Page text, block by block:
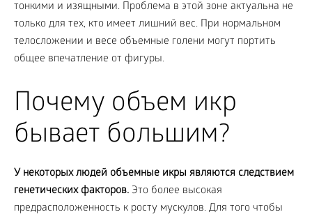
тонкими и изящными. Проблема в этой зоне актуальна не
только для тех, кто имеет лишний вес. При нормальном
телосложении и весе объемные голени могут портить
общее впечатление от фигуры.
Почему объем икр
бывает большим?
У некоторых людей объемные икры являются следствием
генетических факторов. Это более высокая
предрасположенность к росту мускулов. Для того чтобы